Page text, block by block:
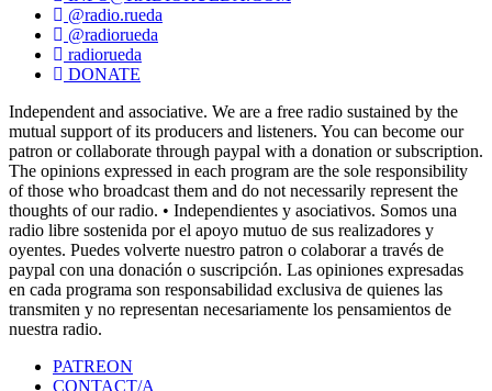
@radio.rueda
@radiorueda
radiorueda
DONATE
Independent and associative. We are a free radio sustained by the
mutual support of its producers and listeners. You can become our
patron or collaborate through paypal with a donation or subscription.
The opinions expressed in each program are the sole responsibility
of those who broadcast them and do not necessarily represent the
thoughts of our radio. • Independientes y asociativos. Somos una
radio libre sostenida por el apoyo mutuo de sus realizadores y
oyentes. Puedes volverte nuestro patron o colaborar a través de
paypal con una donación o suscripción. Las opiniones expresadas
en cada programa son responsabilidad exclusiva de quienes las
transmiten y no representan necesariamente los pensamientos de
nuestra radio.
PATREON
CONTACT/A